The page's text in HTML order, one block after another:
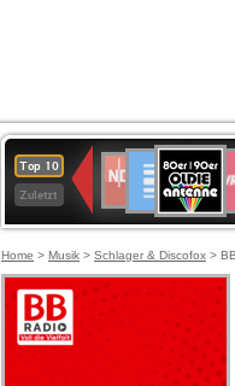
Top 10
Zuletzt
Deutschlandfunk
80er
90er
OLDIE
ANTENNE
SWR3
SWR
Kultur
NDR
2
Home > Musik > Schlager & Discofox >